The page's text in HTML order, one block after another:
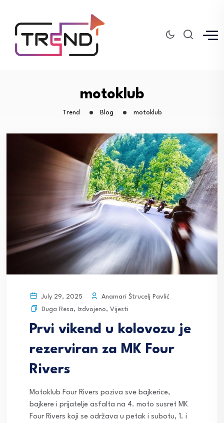
motoklub
Trend Blog motoklub
July 29, 2025
Anamari Štrucelj Pavlić
Duga Resa, Izdvojeno, Vijesti
Prvi vikend u kolovozu je
rezerviran za MK Four
Rivers
Motoklub Four Rivers poziva sve bajkerice,
bajkere i prijatelje asfalta na 4. moto susret MK
Four Rivers koji se održava u petak i subotu, 1. i